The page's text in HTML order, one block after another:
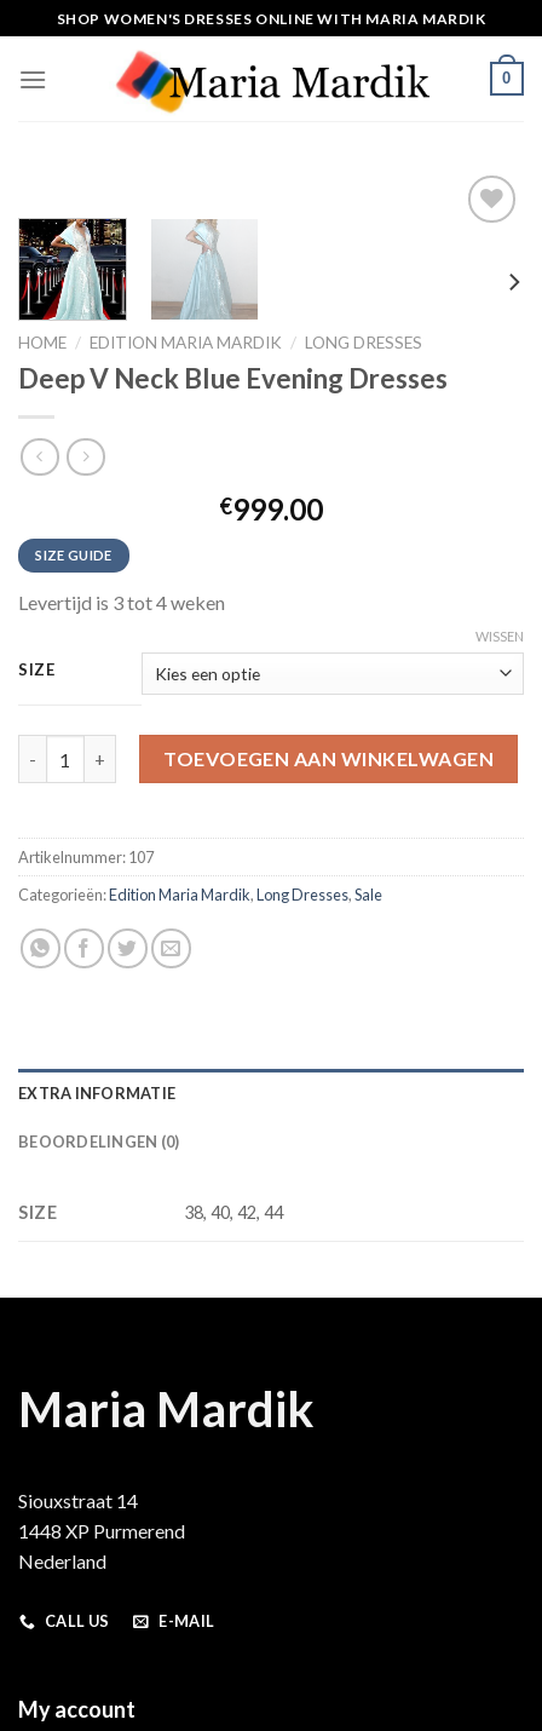
to
content
SHOP WOMEN'S DRESSES ONLINE WITH MARIA MARDIK
0
HOME / EDITION MARIA MARDIK / LONG DRESSES
Deep V Neck Blue Evening Dresses
€999.00
SIZE GUIDE
Levertijd is 3 tot 4 weken
SIZE
WISSEN
TOEVOEGEN AAN WINKELWAGEN
Artikelnummer:107
Categorieën:Edition Maria Mardik,Long Dresses,Sale
EXTRA INFORMATIE
BEOORDELINGEN (0)
SIZE 38, 40, 42, 44
Maria Mardik
Siouxstraat 14
1448 XP Purmerend
Nederland
CALL US E-MAIL
My account